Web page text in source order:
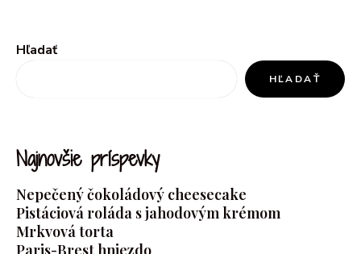
Hľadať
HĽADAŤ
Najnovšie príspevky
Nepečený čokoládový cheesecake
Pistáciová roláda s jahodovým krémom
Mrkvová torta
Paris-Brest hniezdo